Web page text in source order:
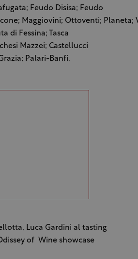
Feudo Disisa; Feudo
Maggiovini; Ottoventi; Planeta;
di Fessina; Tasca
Mazzei; Castellucci
Palari-Banfi.
Luca Gardini al tasting
of Wine showcase